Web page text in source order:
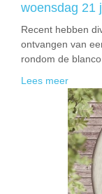
woensdag 21
Recent hebben
ontvangen van
rondom de
Lees meer